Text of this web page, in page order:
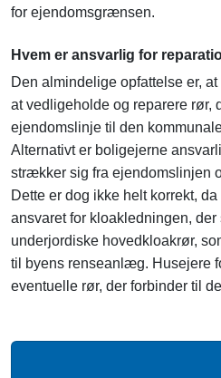
for ejendomsgrænsen.
Hvem er ansvarlig for
Den almindelige opfattelse er,
at vedligeholde og reparere rør,
ejendomslinje til den
Alternativt er boligejerne
strækker sig fra ejendomslinjen
Dette er dog ikke helt korrekt,
ansvaret for kloakledningen, der
underjordiske hovedkloakrør,
til byens renseanlæg. Husejere
eventuelle rør, der forbinder til